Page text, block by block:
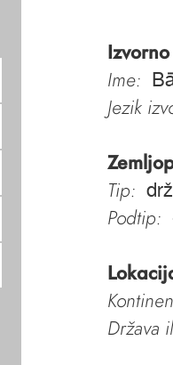
Ime:
Jezik
Tip:
Podtip:
Država